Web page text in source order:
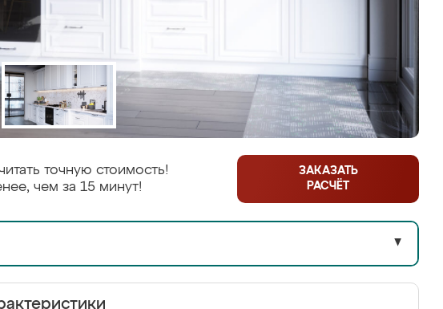
точную стоимость!
чем за 15 минут!
ЗАКАЗАТЬ
РАСЧЁТ
▼